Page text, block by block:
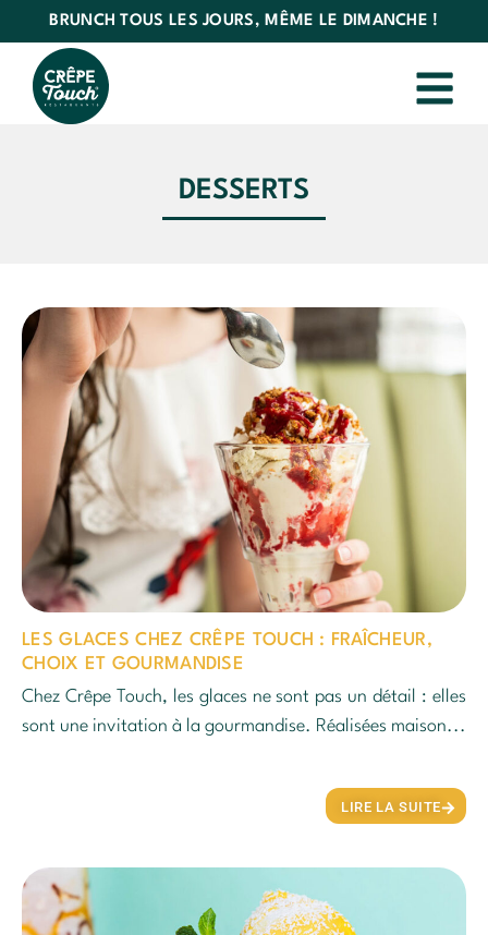
BRUNCH TOUS LES JOURS, MÊME LE DIMANCHE !
DESSERTS
LES GLACES CHEZ CRÊPE TOUCH : FRAÎCHEUR,
CHOIX ET GOURMANDISE
Chez Crêpe Touch, les glaces ne sont pas un détail : elles
sont une invitation à la gourmandise. Réalisées maison...
LIRE LA SUITE